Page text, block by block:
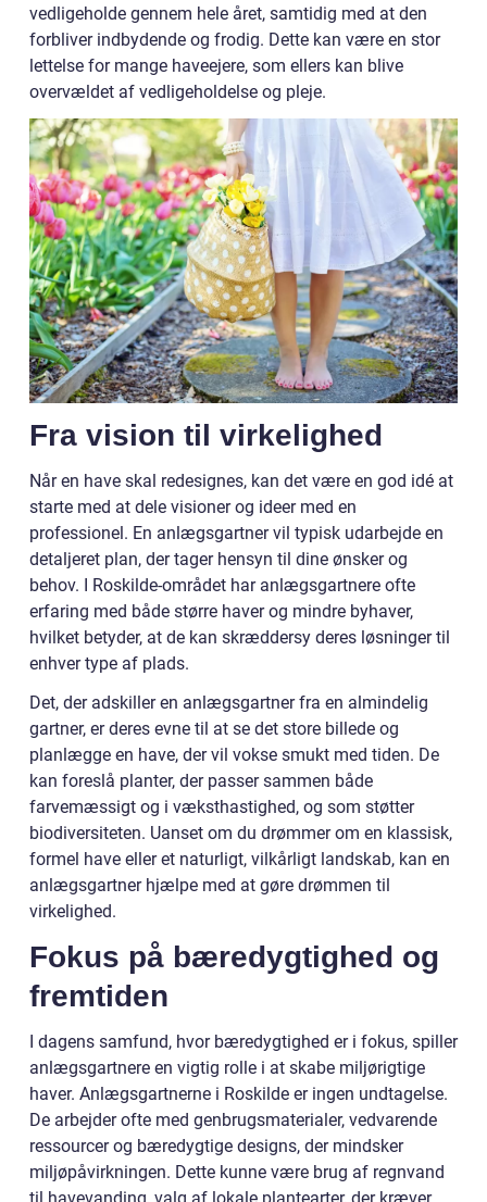
vedligeholde gennem hele året, samtidig med at den
forbliver indbydende og frodig. Dette kan være en stor
lettelse for mange haveejere, som ellers kan blive
overvældet af vedligeholdelse og pleje.
Fra vision til virkelighed
Når en have skal redesignes, kan det være en god idé at
starte med at dele visioner og ideer med en
professionel. En anlægsgartner vil typisk udarbejde en
detaljeret plan, der tager hensyn til dine ønsker og
behov. I Roskilde-området har anlægsgartnere ofte
erfaring med både større haver og mindre byhaver,
hvilket betyder, at de kan skræddersy deres løsninger til
enhver type af plads.
Det, der adskiller en anlægsgartner fra en almindelig
gartner, er deres evne til at se det store billede og
planlægge en have, der vil vokse smukt med tiden. De
kan foreslå planter, der passer sammen både
farvemæssigt og i væksthastighed, og som støtter
biodiversiteten. Uanset om du drømmer om en klassisk,
formel have eller et naturligt, vilkårligt landskab, kan en
anlægsgartner hjælpe med at gøre drømmen til
virkelighed.
Fokus på bæredygtighed og
fremtiden
I dagens samfund, hvor bæredygtighed er i fokus, spiller
anlægsgartnere en vigtig rolle i at skabe miljørigtige
haver. Anlægsgartnerne i Roskilde er ingen undtagelse.
De arbejder ofte med genbrugsmaterialer, vedvarende
ressourcer og bæredygtige designs, der mindsker
miljøpåvirkningen. Dette kunne være brug af regnvand